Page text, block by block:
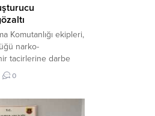
Komutanlığı ekipleri,
narko-
tacirlerine darbe
çeşitli
işlem başlatıldı.
0